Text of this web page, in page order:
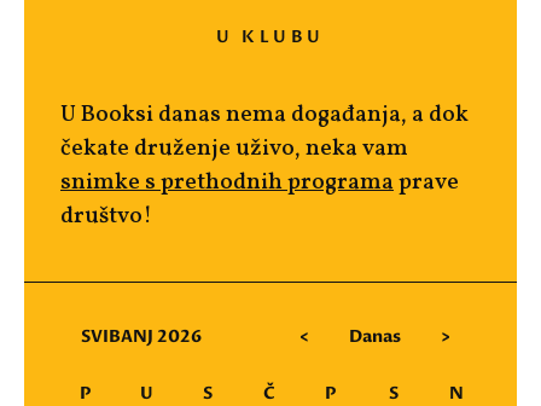
U KLUBU
U Booksi danas nema događanja, a dok
čekate druženje uživo, neka vam
snimke s prethodnih programaprave
društvo!
SVIBANJ 2026 < Danas >
P U S Č P S N